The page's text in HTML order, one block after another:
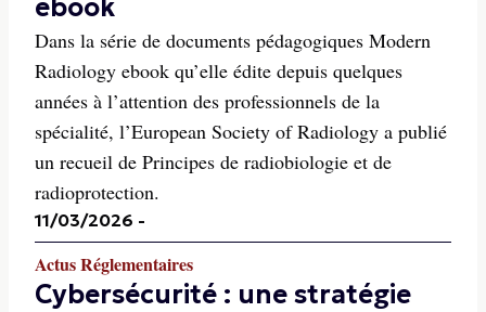
ebook
Dans la série de documents pédagogiques Modern
Radiology ebook qu’elle édite depuis quelques
années à l’attention des professionnels de la
spécialité, l’European Society of Radiology a publié
un recueil de Principes de radiobiologie et de
radioprotection.
11/03/2026 -
Actus Réglementaires
Cybersécurité : une stratégie